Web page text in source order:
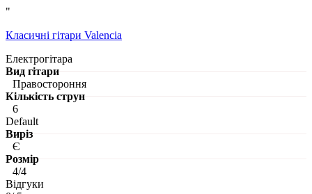
"
Класичні гітари Valencia
Електрогітара
Вид гітари
Правостороння
Кількість струн
6
Default
Виріз
Є
Розмір
4/4
Відгуки